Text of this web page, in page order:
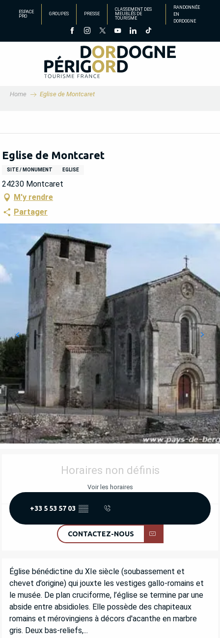
principal
ESPACE
PRO
GROUPES PRESSE
CLASSEMENT DES
MEUBLÉS DE
TOURISME
RANDONNÉE
EN
DORDOGNE
Home Eglise de Montcaret
Eglise de Montcaret
SITE / MONUMENT EGLISE
24230 Montcaret
M'y rendre
Partager
OUVERTURE ET COORDONNÉES
Horaires non définis
Voir les horaires
+33 5 53 57 03 ▒▒
CONTACTEZ-NOUS
DESCRIPTION
Église bénédictine du XIe siècle (soubassement et
chevet d’origine) qui jouxte les vestiges gallo-romains et
le musée. De plan cruciforme, l’église se termine par une
abside entre absidioles. Elle possède des chapiteaux
romains et mérovingiens à décors d'acanthe en marbre
gris. Deux bas-reliefs,...